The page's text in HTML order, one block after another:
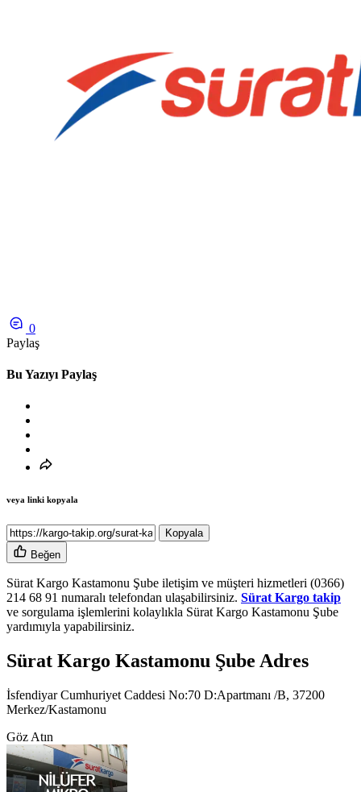
0
Paylaş
Bu Yazıyı Paylaş
veya linki kopyala
Kopyala
Beğen
Sürat Kargo Kastamonu Şube iletişim ve müşteri hizmetleri (0366)
214 68 91 numaralı telefondan ulaşabilirsiniz. Sürat Kargo takip
ve sorgulama işlemlerini kolaylıkla Sürat Kargo Kastamonu Şube
yardımıyla yapabilirsiniz.
Sürat Kargo Kastamonu Şube Adres
İsfendiyar Cumhuriyet Caddesi No:70 D:Apartmanı /B, 37200
Merkez/Kastamonu
Göz Atın